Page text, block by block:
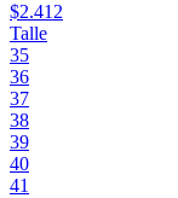
$2.412
Talle
35
36
37
38
39
40
41